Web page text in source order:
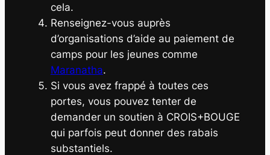
cela.
Renseignez-vous auprès
d’organisations d’aide au paiement de
camps pour les jeunes comme
Maranatha.
Si vous avez frappé à toutes ces
portes, vous pouvez tenter de
demander un soutien à CROIS+BOUGE
qui parfois peut donner des rabais
substantiels.